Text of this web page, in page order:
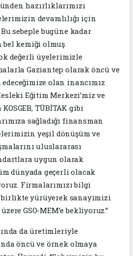
hazırlıklarımızı
devamlılığı için
sebeple bugüne kadar
kemiği olmuş
değerli üyelerimizle
Gaziantep olarak öncü ve
olan inancımız
Eğitim Merkezi’miz ve
TÜBİTAK gibi
sağladığı finansman
yeşil dönüşüm ve
uluslararası
uygun olarak
dünyada geçerli olacak
Firmalarımızı bilgi
birlikte yürüyerek sanayimizi
GSO-MEM’e bekliyoruz.”
da üretimleriyle
öncü ve örnek olmaya